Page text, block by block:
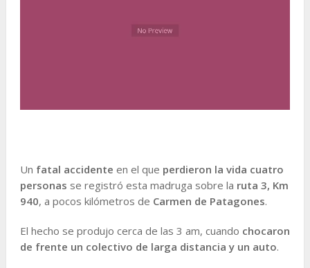
Un fatal accidente en el que perdieron la vida cuatro
personas se registró esta madruga sobre la ruta 3, Km
940, a pocos kilómetros de Carmen de Patagones.
El hecho se produjo cerca de las 3 am, cuando chocaron
de frente un colectivo de larga distancia y un auto.